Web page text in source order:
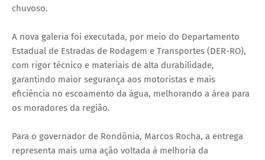
chuvoso.
A nova galeria foi executada, por meio do Departamento
Estadual de Estradas de Rodagem e Transportes (DER-RO),
com rigor técnico e materiais de alta durabilidade,
garantindo maior segurança aos motoristas e mais
eficiência no escoamento da água, melhorando a área para
os moradores da região.
Para o governador de Rondônia, Marcos Rocha, a entrega
representa mais uma ação voltada à melhoria da